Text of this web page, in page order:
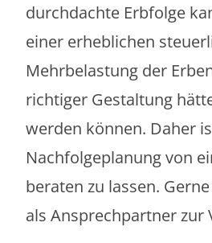
durchdachte Erbfolge
einer erheblichen
Mehrbelastung der
richtiger Gestaltung
werden können. Daher
Nachfolgeplanung von
beraten zu lassen.
als Ansprechpartner zur